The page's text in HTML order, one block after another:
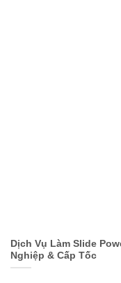
Dịch Vụ Làm Slide
Nghiệp & Cấp Tốc